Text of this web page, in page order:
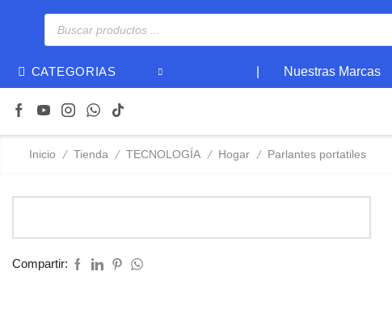
CATEGORIAS | Nuestras Marcas
Inicio / Tienda / TECNOLOGÍA / Hogar / Parlantes portatiles
Compartir: